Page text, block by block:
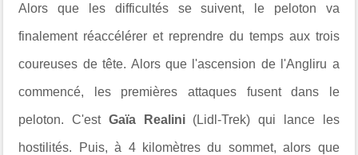
Alors que les difficultés se suivent, le peloton va
finalement réaccélérer et reprendre du temps aux trois
coureuses de tête. Alors que l'ascension de l'Angliru a
commencé, les premières attaques fusent dans le
peloton. C'est Gaïa Realini (Lidl-Trek) qui lance les
hostilités. Puis, à 4 kilomètres du sommet, alors que